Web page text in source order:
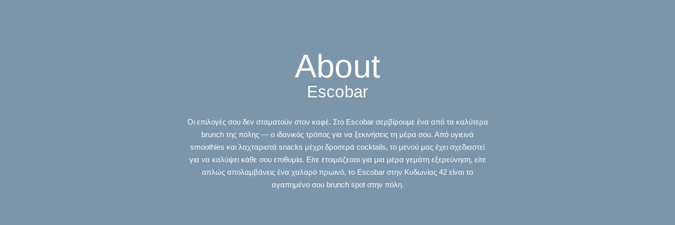
About
Escobar
Οι επιλογές σου δεν σταματούν στον καφέ. Στο Escobar σερβίρουμε ένα από τα καλύτερα
brunch της πόλης — ο ιδανικός τρόπος για να ξεκινήσεις τη μέρα σου. Από υγιεινά
smoothies και λαχταριστά snacks μέχρι δροσερά cocktails, το μενού μας έχει σχεδιαστεί
για να καλύψει κάθε σου επιθυμία. Είτε ετοιμάζεσαι για μια μέρα γεμάτη εξερεύνηση, είτε
απλώς απολαμβάνεις ένα χαλαρό πρωινό, το Escobar στην Κυδωνίας 42 είναι το
αγαπημένο σου brunch spot στην πόλη.